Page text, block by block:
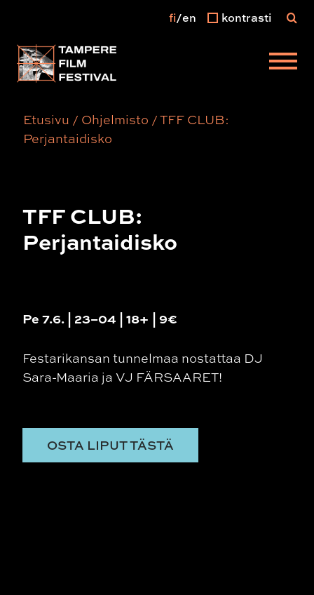
Päävalikko
fi en kontrasti
Etusivu / Ohjelmisto /TFF CLUB:
Perjantaidisko
TFF CLUB:
Perjantaidisko
Pe 7.6. | 23–04 | 18+ | 9€
Festarikansan tunnelmaa nostattaa DJ
Sara-Maaria ja VJ FÄRSAARET!
OSTA LIPUT TÄSTÄ